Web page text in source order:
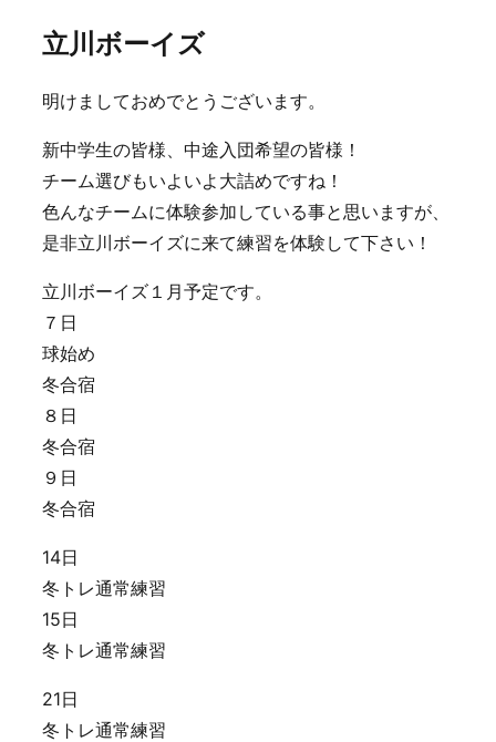
立川ボーイズ
明けましておめでとうございます。
新中学生の皆様、中途入団希望の皆様！
チーム選びもいよいよ大詰めですね！
色んなチームに体験参加している事と思いますが、
是非立川ボーイズに来て練習を体験して下さい！
立川ボーイズ１月予定です。
７日
球始め
冬合宿
８日
冬合宿
９日
冬合宿
14日
冬トレ通常練習
15日
冬トレ通常練習
21日
冬トレ通常練習